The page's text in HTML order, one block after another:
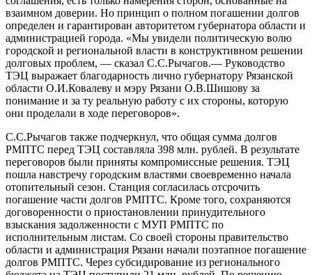
взаимном доверии. Но принцип о полном погашении долгов
определен и гарантирован авторитетом губернатора области и
администрацией города. «Мы увидели политическую волю
городской и региональной власти в конструктивном решении
долговых проблем, — сказал С.С.Рычагов.— Руководство
ТЭЦ выражает благодарность лично губернатору Рязанской
области О.И.Ковалеву и мэру Рязани О.В.Шишову за
понимание и за ту реальную работу с их стороны, которую
они проделали в ходе переговоров».
С.С.Рычагов также подчеркнул, что общая сумма долгов
РМПТС перед ТЭЦ составляла 398 млн. рублей. В результате
переговоров были приняты компромиссные решения. ТЭЦ
пошла навстречу городским властями своевременно начала
отопительный сезон. Станция согласилась отсрочить
погашение части долгов РМПТС. Кроме того, сохраняются
договоренности о приостановлении принудительного
взыскания задолженности с МУП РМПТС по
исполнительным листам. Со своей стороны правительство
области и администрация Рязани начали поэтапное погашение
долгов РМПТС. Через субсидирование из регионального